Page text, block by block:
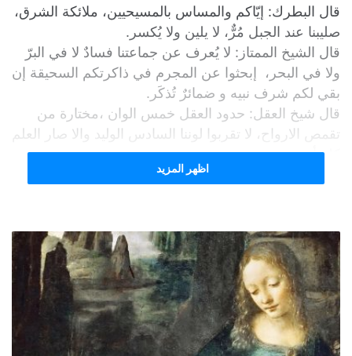
قال البطرك: إيّاكم والمساس بالمسيحيين، ملائكة الشرق،
صليبنا عند الجبل مُرٌّ، لا يلين ولا يُكسر.
قال الشيخ الممتاز: لا يُعرف عن جماعتنا فسادٌ لا في البرّ
ولا في البحر، إبحثوا عن المجرم في ذاكرتكم السحيقة إن
بقي لكم شرف نبيه و ضمائرٌ تُذكَر.
قال شيخ العقل: حدود العقل خمس الوان ،مختارة من
تقمص الارواح، لا تقربوا لوننا السادس الوليد والا صار العلم
كله أحمر.
قال والفضل لله، وثائقنا يا ناس بالأرقام من دهر وأكثر،
قال والرعد ،بركة من سماء، ما لنا وللماضي يا أخوتي،
أحداث خطيرة تعبث بحاضرنا، لا قيمة لها امام مستقبلنا ،
لا، لا بل لا تُذكر.
لملم القاضي أوجاع وآمال وأحلام الناس بمشنقة ومقصلة
وقضبان سجن لقاتل، وكإبراهيم دخل نار العدل فإذا بالنار
اظهر المزيد